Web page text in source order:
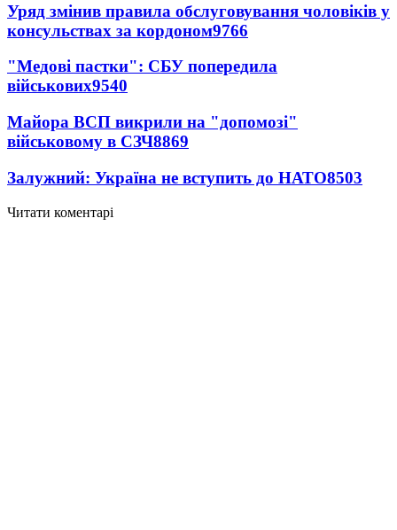
Уряд змінив правила обслуговування чоловіків у
консульствах за кордоном9766
"Медові пастки": СБУ попередила
військових9540
Майора ВСП викрили на "допомозі"
військовому в СЗЧ8869
Залужний: Україна не вступить до НАТО8503
Читати коментарі